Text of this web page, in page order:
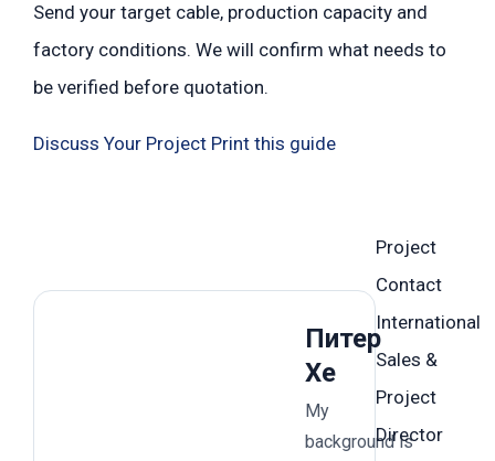
Send your target cable, production capacity and
factory conditions. We will confirm what needs to
be verified before quotation.
Discuss Your Project Print this guide
Питер
Хе
My
background is
Project
Contact
International
Sales &
Project
Director